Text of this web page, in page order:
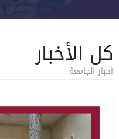
كل الأخبار
أخبار الجامعة